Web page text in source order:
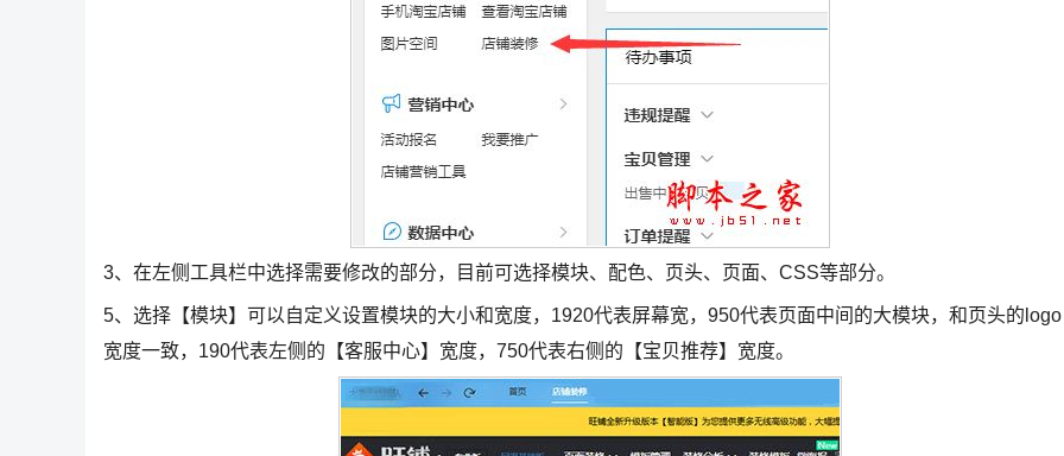
3、在左侧工具栏中选择需要修改的部分，目前可选择模块、配色、页头、页面、CSS等部分。
5、选择【模块】可以自定义设置模块的大小和宽度，1920代表屏幕宽，950代表页面中间的大模块，和页头的logo
宽度一致，190代表左侧的【客服中心】宽度，750代表右侧的【宝贝推荐】宽度。